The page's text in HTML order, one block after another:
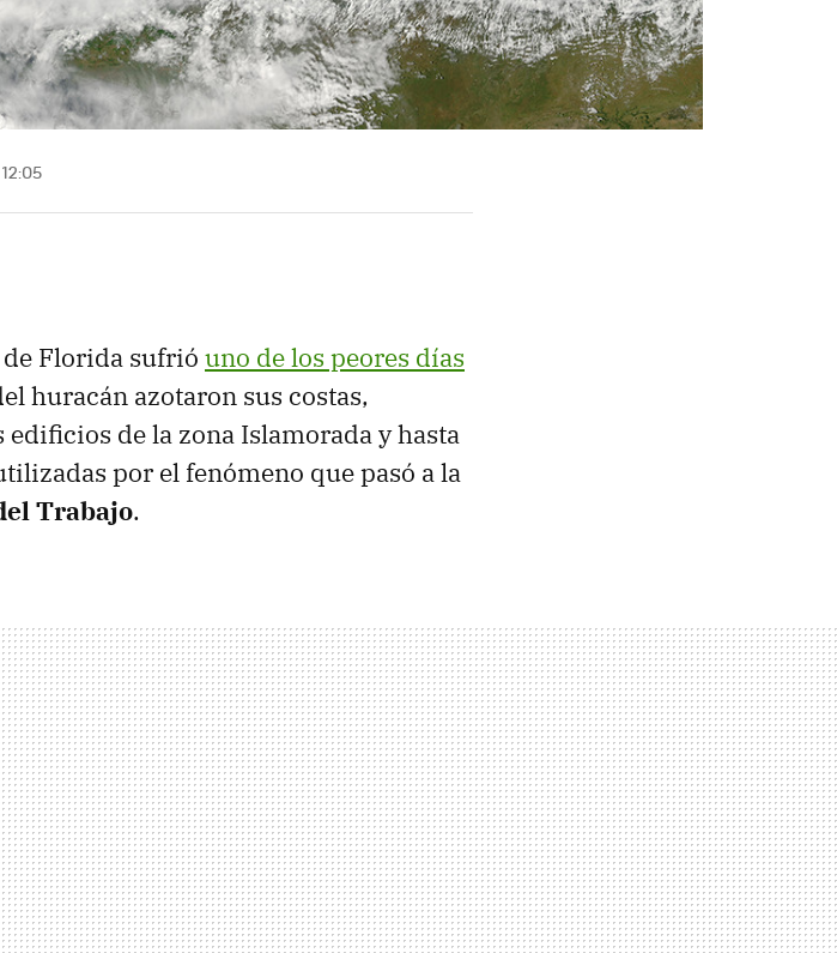
de Florida sufrió uno de los peores días
huracán azotaron sus costas,
de la zona Islamorada y hasta
por el fenómeno que pasó a la
Trabajo.